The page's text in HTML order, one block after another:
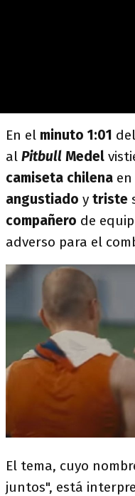
En el minuto 1:01
al Pitbull Medel
camiseta chilena
angustiado y triste
compañero de
adverso para el
El tema, cuyo
juntos", está